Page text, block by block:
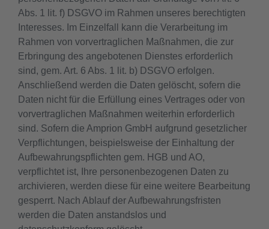
Abs. 1 lit. f) DSGVO im Rahmen unseres berechtigten
Interesses. Im Einzelfall kann die Verarbeitung im
Rahmen von vorvertraglichen Maßnahmen, die zur
Erbringung des angebotenen Dienstes erforderlich
sind, gem. Art. 6 Abs. 1 lit. b) DSGVO erfolgen.
Anschließend werden die Daten gelöscht, sofern die
Daten nicht für die Erfüllung eines Vertrages oder von
vorvertraglichen Maßnahmen weiterhin erforderlich
sind. Sofern die Amprion GmbH aufgrund gesetzlicher
Verpflichtungen, beispielsweise der Einhaltung der
Aufbewahrungspflichten gem. HGB und AO,
verpflichtet ist, Ihre personenbezogenen Daten zu
archivieren, werden diese für eine weitere Bearbeitung
gesperrt. Nach Ablauf der Aufbewahrungsfristen
werden die Daten anstandslos und